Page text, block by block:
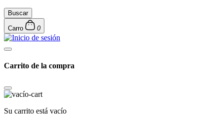
Buscar
Carro 0
Carrito de la compra
Su carrito está vacío